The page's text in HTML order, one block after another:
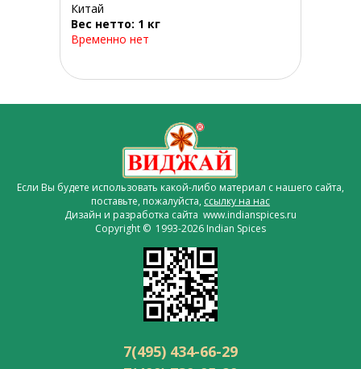
Китай
Вес нетто: 1 кг
Временно нет
Если Вы будете использовать какой-либо материал с нашего сайта,
поставьте, пожалуйста, ссылку на нас
Дизайн и разработка сайта www.indianspices.ru
Copyright © 1993-2026 Indian Spices
7(495) 434-66-29